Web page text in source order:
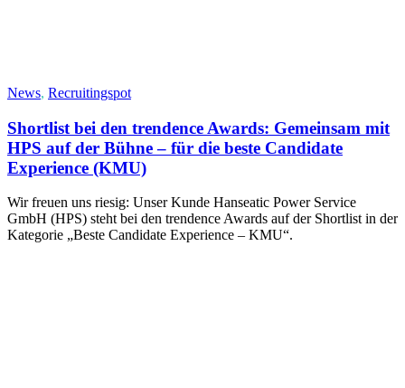
News, Recruitingspot
Shortlist bei den trendence Awards: Gemeinsam mit
HPS auf der Bühne – für die beste Candidate
Experience (KMU)
Wir freuen uns riesig: Unser Kunde Hanseatic Power Service
GmbH (HPS) steht bei den trendence Awards auf der Shortlist in der
Kategorie „Beste Candidate Experience – KMU“.